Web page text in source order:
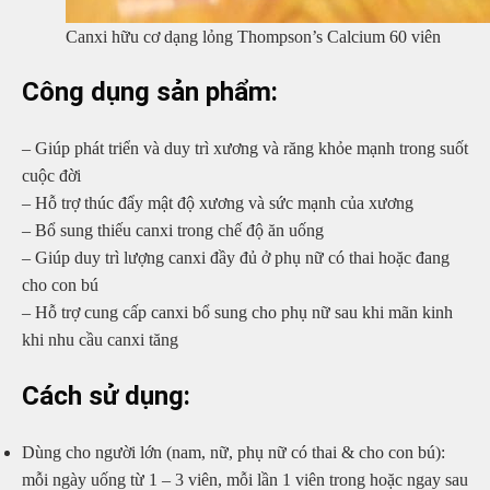
Canxi hữu cơ dạng lỏng Thompson’s Calcium 60 viên
Công dụng sản phẩm:
– Giúp phát triển và duy trì xương và răng khỏe mạnh trong suốt
cuộc đời
– Hỗ trợ thúc đẩy mật độ xương và sức mạnh của xương
– Bổ sung thiếu canxi trong chế độ ăn uống
– Giúp duy trì lượng canxi đầy đủ ở phụ nữ có thai hoặc đang
cho con bú
– Hỗ trợ cung cấp canxi bổ sung cho phụ nữ sau khi mãn kinh
khi nhu cầu canxi tăng
Cách sử dụng:
Dùng cho người lớn (nam, nữ, phụ nữ có thai & cho con bú):
mỗi ngày uống từ 1 – 3 viên, mỗi lần 1 viên trong hoặc ngay sau